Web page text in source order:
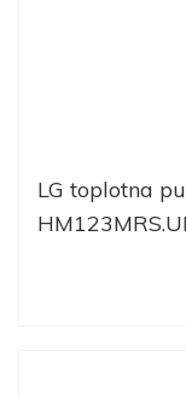
LG toplotna